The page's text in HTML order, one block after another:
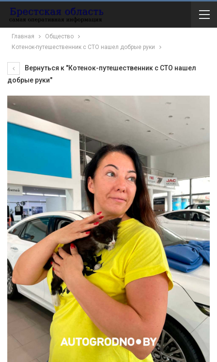
Главная
Общество
Котенок-путешественник с СТО нашел добрые руки
Вернуться к "Котенок-путешественник с СТО нашел
добрые руки"